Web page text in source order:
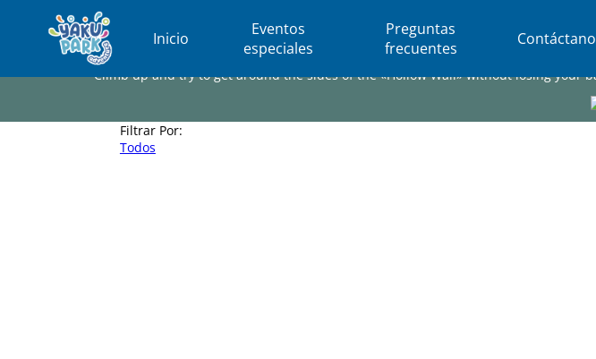
Inicio
Eventos
especiales
Preguntas
frecuentes
Climb up and try to get around the sides of the «Hollow Wall» without losing your
Filtrar Por:
Todos